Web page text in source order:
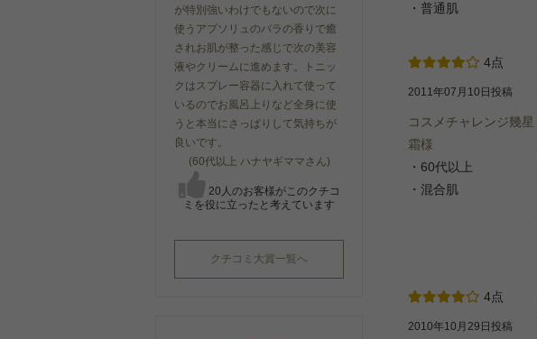
が特別強いわけでもないので次に
使うアプソリュのバラの香りで癒
されお肌が整った感じで次の美容
液やクリームに進めます。トニッ
クはスプレー容器に入れて使って
いるのでお風呂上りなど全身に使
うと本当にさっぱりして気持ちが
良いです。
(60代以上 ハナヤギママさん)
20人のお客様がこのクチコ
ミを役に立ったと考えています
クチコミ大賞一覧へ
・普通肌
4点
2011年07月10日投稿
コスメチャレンジ幾星
霜様
・60代以上
・混合肌
4点
2010年10月29日投稿